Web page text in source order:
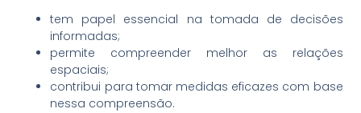
tem papel essencial na tomada de decisões
informadas;
permite compreender melhor as relações
espaciais;
contribui para tomar medidas eficazes com base
nessa compreensão.